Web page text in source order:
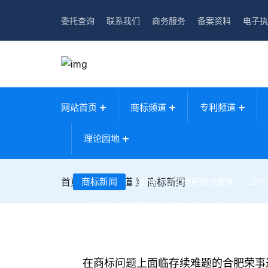
委托查询 联系我们 商务服务 备案资料 电子
网站首页 商标频道 专利频道
理论园地
首页 》商标频道 》商标新闻
商标新闻 郎朗 21世纪经济报道
在商标问题上面临存续难题的合肥荣事